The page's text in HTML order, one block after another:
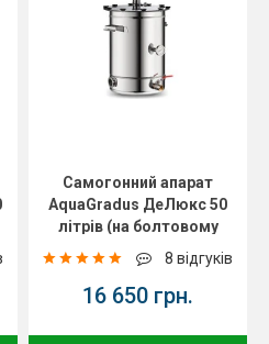
Самогонний апарат
AquaGradus ДеЛюкс 50
літрів (на болтовому
з'єднанні)
8 відгуків
16 650 грн.